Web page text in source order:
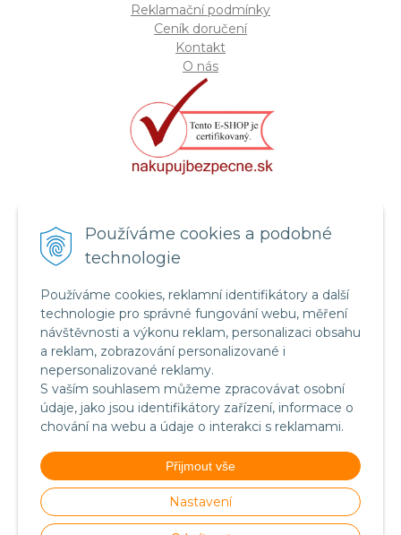
Používáme cookies a podobné
technologie
Používáme cookies, reklamní identifikátory a další
technologie pro správné fungování webu, měření
návštěvnosti a výkonu reklam, personalizaci obsahu
a reklam, zobrazování personalizované i
nepersonalizované reklamy.
S vaším souhlasem můžeme zpracovávat osobní
údaje, jako jsou identifikátory zařízení, informace o
chování na webu a údaje o interakci s reklamami.
Přijmout vše
Nastavení
Reklamační podmínky
Ceník doručení
Kontakt
O nás
Certifikát systému bezpečnosti
potravin FSSC 22000
Food Safety System Certification FSSC 22000
(English version)